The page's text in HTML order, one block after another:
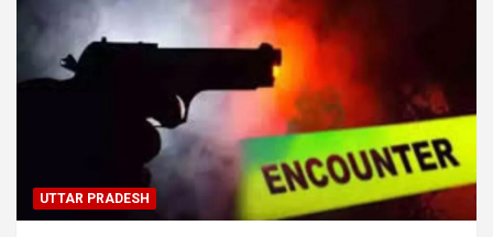
UTTAR PRADESH